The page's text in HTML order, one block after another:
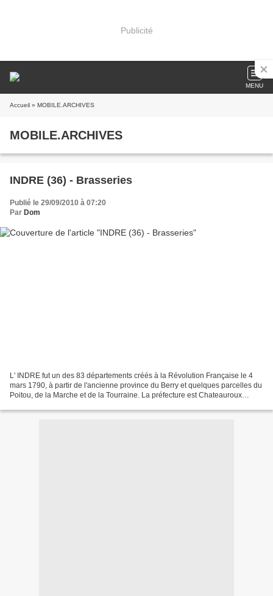
Publicité
MENU
Accueil » MOBILE.ARCHIVES
MOBILE.ARCHIVES
INDRE (36) - Brasseries
Publié le 29/09/2010 à 07:20
Par Dom
L' INDRE fut un des 83 départements créés à la Révolution Française le 4
mars 1790, à partir de l'ancienne province du Berry et quelques parcelles du
Poitou, de la Marche et de la Tourraine. La préfecture est Chateauroux